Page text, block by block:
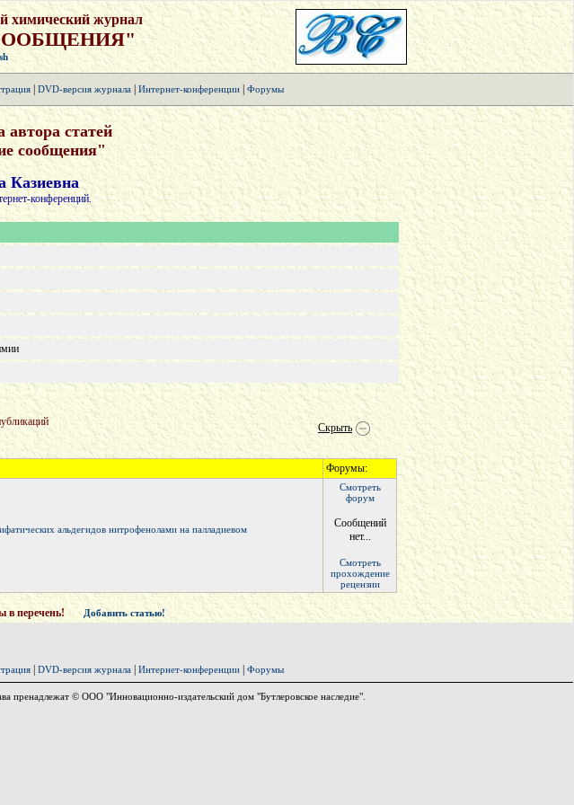
химический журнал
DVD-версия журнала| Интернет-конференции| Форумы
автора статей
сообщения"
Казиевна
конференций.
Скрыть
Форумы:
альдегидов нитрофенолами на палладиевом
Смотреть
форум
Сообщений
нет...
Смотреть
прохождение
рецензии
в перечень! Добавить статью!
DVD-версия журнала| Интернет-конференции| Форумы
пренадлежат © ООО "Инновационно-издательский дом "Бутлеровское наследие".